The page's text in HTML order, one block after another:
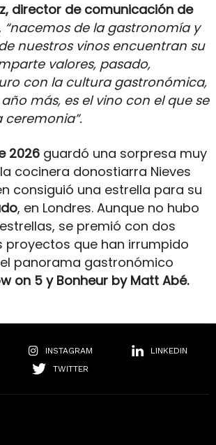
director de comunicación de
“nacemos de la gastronomía y
nuestros vinos encuentran su
valores, pasado,
con la cultura gastronómica,
más, es el vino con el que se
2026 guardó una sorpresa muy
cocinera donostiarra Nieves
consiguió una estrella para su
, en Londres. Aunque no hubo
se premió con dos
proyectos que han irrumpido
panorama gastronómico
on 5 y Bonheur by Matt Abé.
INSTAGRAM
LINKEDIN
TWITTER